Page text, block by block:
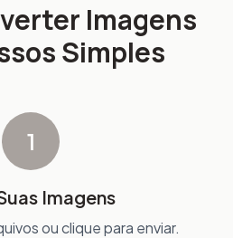
Imagens
Simples
1
Imagens
ou clique para enviar.